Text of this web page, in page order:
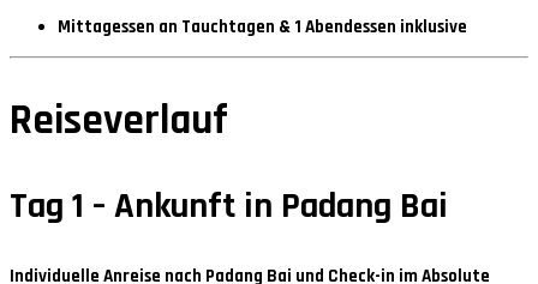
Mittagessen an Tauchtagen & 1 Abendessen inklusive
Reiseverlauf
Tag 1 – Ankunft in Padang Bai
Individuelle Anreise nach Padang Bai und Check-in imAbsolute